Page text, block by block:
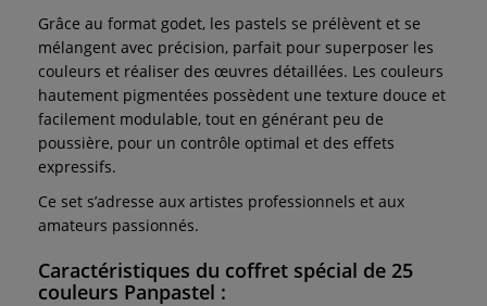
Grâce au format godet, les pastels se prélèvent et se
mélangent avec précision, parfait pour superposer les
couleurs et réaliser des œuvres détaillées. Les couleurs
hautement pigmentées possèdent une texture douce et
facilement modulable, tout en générant peu de
poussière, pour un contrôle optimal et des effets
expressifs.
Ce set s’adresse aux artistes professionnels et aux
amateurs passionnés.
Caractéristiques du coffret spécial de 25
couleurs Panpastel :